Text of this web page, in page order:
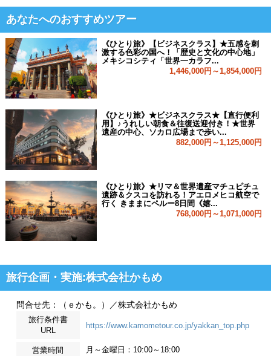
あなたへのおすすめツアー
《ひとり旅》【ビジネスクラス】★五感を刺
激する色彩の国へ！「歴史と文化の中心地」
メキシコシティ「世界一カラフ...
1,446,000円～1,854,000円
《ひとり旅》★ビジネスクラス★【直行便利
用】♪うれしい朝食＆往復送迎付き！★世界
遺産の中心、ソカロ広場まで歩い...
882,000円～1,125,000円
《ひとり旅》★リマ＆世界遺産マチュピチュ
遺跡＆クスコを訪れる！アエロメヒコ航空で
行く きままにペルー8日間《嬉...
768,000円～1,071,000円
旅行企画・実施:株式会社かもめ
問合せ先：（ｅかも。）／株式会社かもめ
旅行条件書
URL
https://www.kamometour.co.jp/yakkan_top.php
営業時間 月～金曜日：10:00～18:00